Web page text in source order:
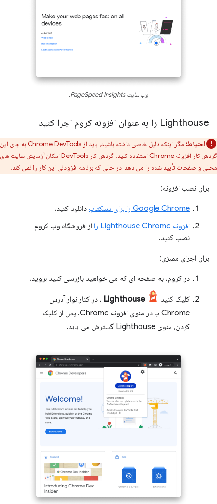
وب سایت PageSpeed ​​Insights.
Lighthouse را به عنوان افزونه کروم اجرا کنید
احتیاط: مگر اینکه دلیل خاصی داشته باشید، باید از Chrome DevTools به جای این
گردش کار افزونه Chrome استفاده کنید. گردش کار DevTools امکان آزمایش سایت های
محلی و صفحات تأیید شده را می دهد، در حالی که برنامه افزودنی این کار را نمی کند.
برای نصب افزونه:
Google Chrome را برای دسکتاپ
دانلود کنید.
افزونه Lighthouse Chrome را
از فروشگاه وب کروم
نصب کنید.
برای اجرای ممیزی:
در کروم، به صفحه ای که می خواهید بازرسی کنید بروید.
کلیک کنید Lighthouse ، در کنار نوار آدرس
Chrome یا در منوی افزونه Chrome. پس از کلیک
کردن، منوی Lighthouse گسترش می یابد.